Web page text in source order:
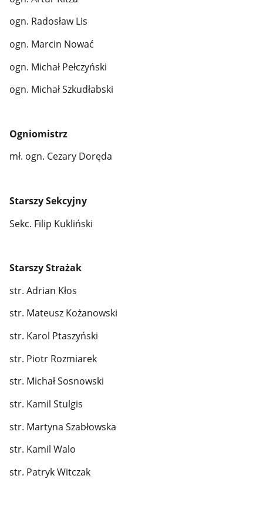
ogn. Radosław Lis
ogn. Marcin Nować
ogn. Michał Pełczyński
ogn. Michał Szkudłabski
Ogniomistrz
mł. ogn. Cezary Doręda
Starszy Sekcyjny
Sekc. Filip Kukliński
Starszy Strażak
str. Adrian Kłos
str. Mateusz Kożanowski
str. Karol Ptaszyński
str. Piotr Rozmiarek
str. Michał Sosnowski
str. Kamil Stulgis
str. Martyna Szabłowska
str. Kamil Walo
str. Patryk Witczak